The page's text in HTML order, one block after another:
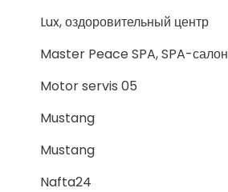
Lux, оздоровительный центр
Master Peace SPA, SPA-салон
Motor servis 05
Mustang
Mustang
Nafta24